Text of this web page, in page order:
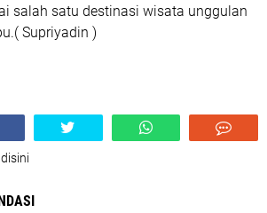
salah satu destinasi wisata unggulan
Supriyadin )